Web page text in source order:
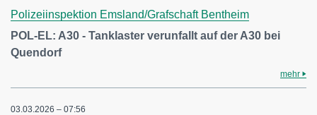
Polizeiinspektion Emsland/Grafschaft Bentheim
POL-EL: A30 - Tanklaster verunfallt auf der A30 bei
Quendorf
mehr
03.03.2026 – 07:56